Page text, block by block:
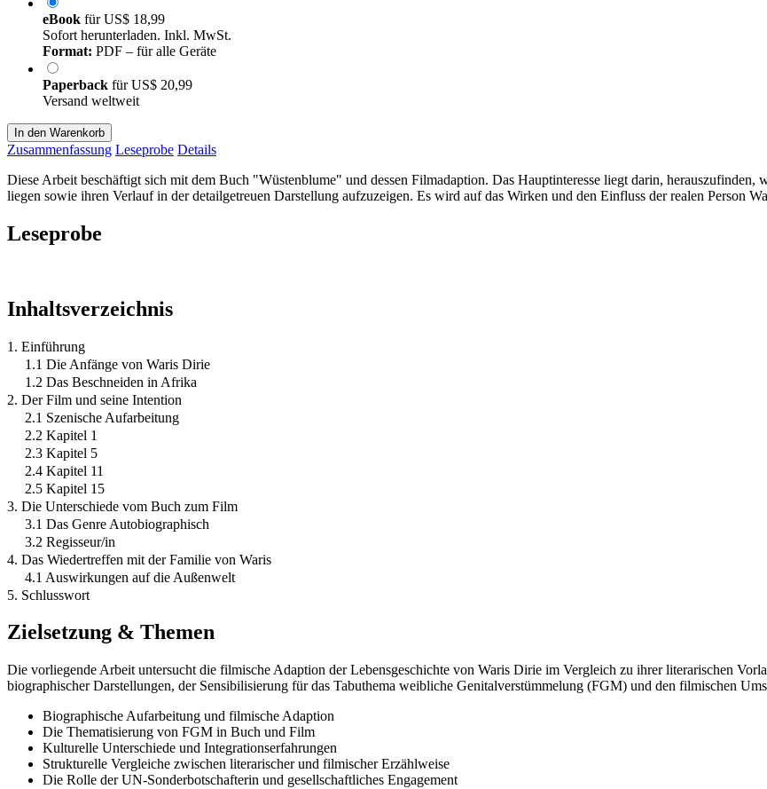
eBook fürUS$ 18,99
Sofort herunterladen. Inkl. MwSt.
Format: PDF – für alle Geräte
Paperback fürUS$ 20,99
Versand weltweit
In den Warenkorb
Zusammenfassung Leseprobe Details
Diese Arbeit beschäftigt sich mit dem Buch "Wüstenblume" und dessen Filmadaption. Das Hauptinteresse liegt darin,
liegen sowie ihren Verlauf in der detailgetreuen Darstellung aufzuzeigen. Es wird auf das Wirken und den Einfluss der realen Person
Leseprobe
Inhaltsverzeichnis
1. Einführung
1.1 Die Anfänge von Waris Dirie
1.2 Das Beschneiden in Afrika
2. Der Film und seine Intention
2.1 Szenische Aufarbeitung
2.2 Kapitel 1
2.3 Kapitel 5
2.4 Kapitel 11
2.5 Kapitel 15
3. Die Unterschiede vom Buch zum Film
3.1 Das Genre Autobiographisch
3.2 Regisseur/in
4. Das Wiedertreffen mit der Familie von Waris
4.1 Auswirkungen auf die Außenwelt
5. Schlusswort
Zielsetzung & Themen
Die vorliegende Arbeit untersucht die filmische Adaption der Lebensgeschichte von Waris Dirie im Vergleich zu ihrer literarischen
biographischer Darstellungen, der Sensibilisierung für das Tabuthema weibliche Genitalverstümmelung (FGM) und den filmischen
Biographische Aufarbeitung und filmische Adaption
Die Thematisierung von FGM in Buch und Film
Kulturelle Unterschiede und Integrationserfahrungen
Strukturelle Vergleiche zwischen literarischer und filmischer Erzählweise
Die Rolle der UN-Sonderbotschafterin und gesellschaftliches Engagement